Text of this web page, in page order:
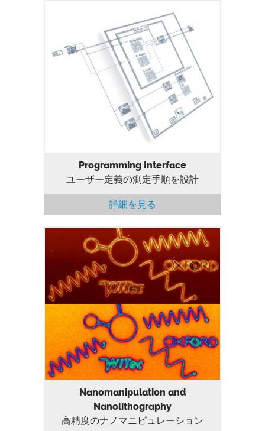
Programming Interface
Programming Interface
ユーザー定義の測定手順を設計
詳細を見る
Nanomanipulation and Nanolithography
Nanomanipulation and
Nanolithography
高精度のナノマニピュレーション